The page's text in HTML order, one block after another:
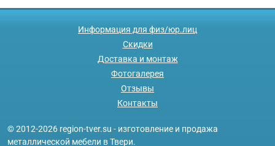
Информация для физ/юр.лиц
Скидки
Доставка и монтаж
Фотогалерея
Отзывы
Контакты
© 2012-2026 region-tver.su - изготовление и продажа
металлической мебели в Твери.